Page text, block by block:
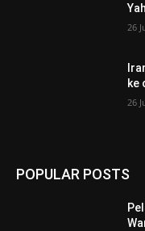
26
ke
26
POPULAR POSTS